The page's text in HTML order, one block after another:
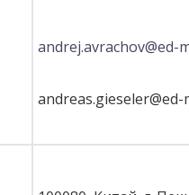
andrej.avrachov@ed-
andreas.gieseler@ed-